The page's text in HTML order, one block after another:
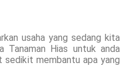
usaha yang sedang kita
Tanaman Hias untuk anda
sedikit membantu apa yang